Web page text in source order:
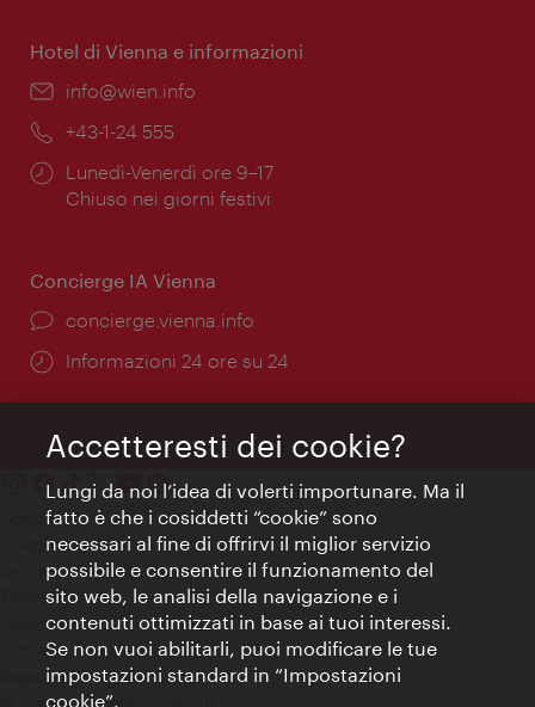
Hotel di Vienna e informazioni
Email:
info@wien.info
Telefono:
+43-1-24 555
Orari
di
Lunedì-Venerdì ore 9–17
Chiuso nei giorni festivi
Concierge IA Vienna
Ort:
concierge.vienna.info
Öffnungszeiten:
Informazioni 24 ore su 24
Contatti
Colophon
Dichiarazione sulla protezione dei dati
Terms of Use
Accessibilità
Contatto stampa
Impostazioni cookie
© Copyright WienTourismus
Accetteresti dei cookie?
Lungi da noi l’idea di volerti importunare. Ma il
fatto è che i cosiddetti “cookie” sono
necessari al fine di offrirvi il miglior servizio
possibile e consentire il funzionamento del
sito web, le analisi della navigazione e i
contenuti ottimizzati in base ai tuoi interessi.
Se non vuoi abilitarli, puoi modificare le tue
impostazioni standard in “Impostazioni
cookie”.